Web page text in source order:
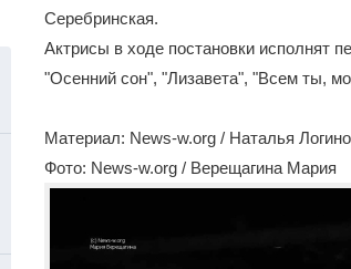
Серебринская.
Актрисы в ходе постановки исполнят
"Осенний сон", "Лизавета", "Всем ты,
Материал: News-w.org / Наталья
Фото: News-w.org / Верещагина Мария